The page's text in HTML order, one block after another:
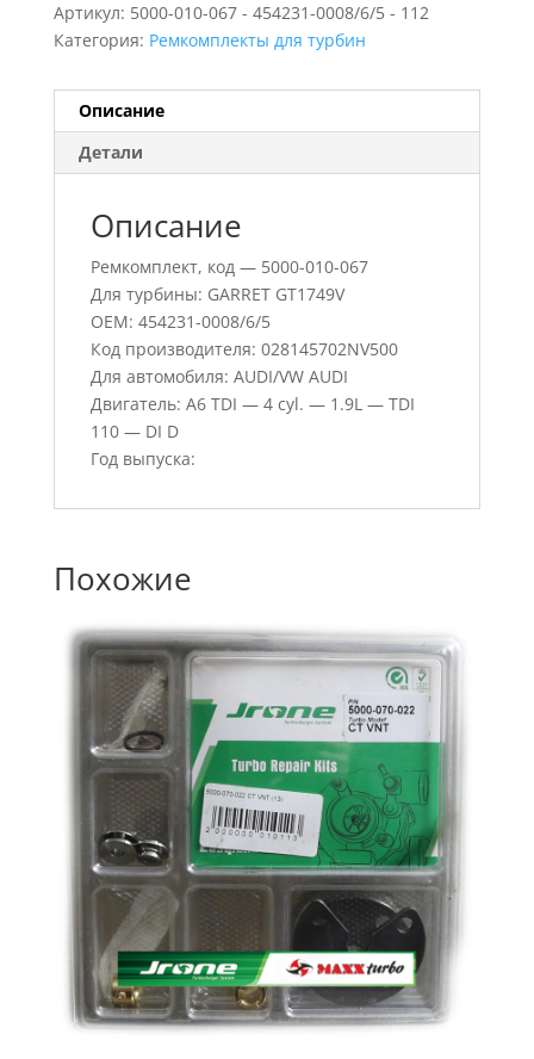
Артикул: 5000-010-067 - 454231-0008/6/5 - 112
Категория: Ремкомплекты для турбин
Описание
Детали
Описание
Ремкомплект, код — 5000-010-067
Для турбины: GARRET GT1749V
OEM: 454231-0008/6/5
Код производителя: 028145702NV500
Для автомобиля: AUDI/VW AUDI
Двигатель: A6 TDI — 4 cyl. — 1.9L — TDI
110 — DI D
Год выпуска:
Похожие